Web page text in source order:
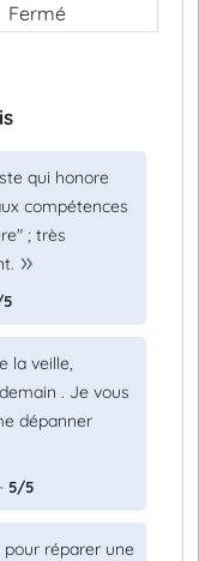
Fermé
qui honore
compétences
; très
la veille,
. Je vous
dépanner
5/5
réparer une